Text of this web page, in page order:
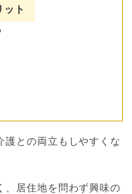
ット
護との両立もしやすくな
、居住地を問わず興味の